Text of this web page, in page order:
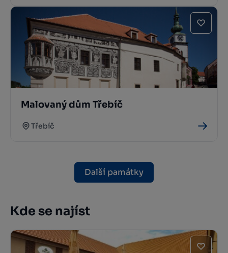
Malovaný dům Třebíč
Třebíč
Další památky
Kde se najíst